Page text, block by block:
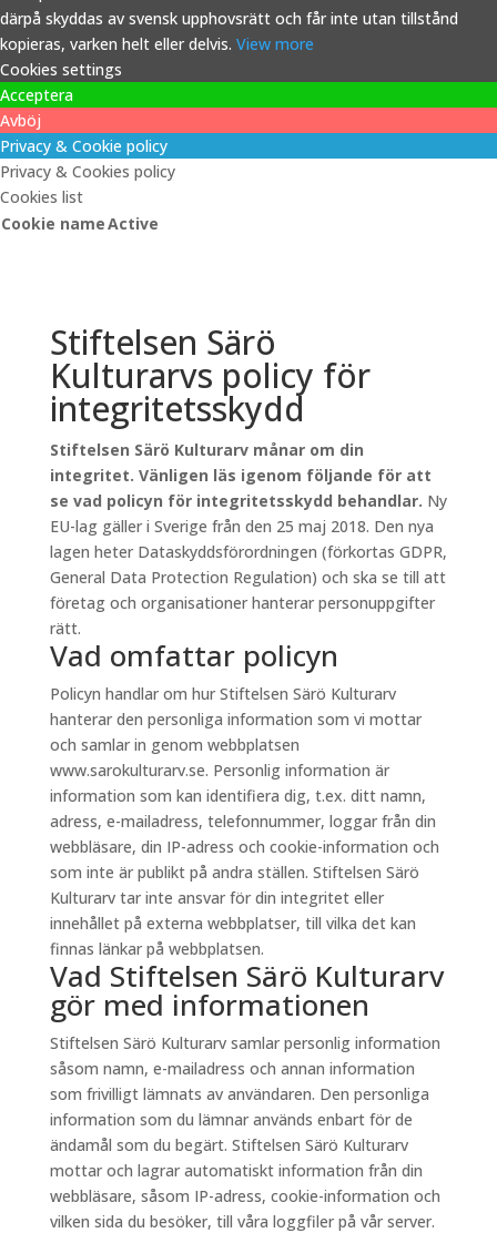
därpå skyddas av svensk upphovsrätt och får inte utan tillstånd
kopieras, varken helt eller delvis. View more
Cookies settings
Acceptera
Avböj
Privacy & Cookie policy
Privacy & Cookies policy
Cookies list
Cookie nameActive
Stiftelsen Särö
Kulturarvs policy för
integritetsskydd
Stiftelsen Särö Kulturarv månar om din
integritet. Vänligen läs igenom följande för att
se vad policyn för integritetsskydd behandlar. Ny
EU-lag gäller i Sverige från den 25 maj 2018. Den nya
lagen heter Dataskyddsförordningen (förkortas GDPR,
General Data Protection Regulation) och ska se till att
företag och organisationer hanterar personuppgifter
rätt.
Vad omfattar policyn
Policyn handlar om hur Stiftelsen Särö Kulturarv
hanterar den personliga information som vi mottar
och samlar in genom webbplatsen
www.sarokulturarv.se. Personlig information är
information som kan identifiera dig, t.ex. ditt namn,
adress, e-mailadress, telefonnummer, loggar från din
webbläsare, din IP-adress och cookie-information och
som inte är publikt på andra ställen. Stiftelsen Särö
Kulturarv tar inte ansvar för din integritet eller
innehållet på externa webbplatser, till vilka det kan
finnas länkar på webbplatsen.
Vad Stiftelsen Särö Kulturarv
gör med informationen
Stiftelsen Särö Kulturarv samlar personlig information
såsom namn, e-mailadress och annan information
som frivilligt lämnats av användaren. Den personliga
information som du lämnar används enbart för de
ändamål som du begärt. Stiftelsen Särö Kulturarv
mottar och lagrar automatiskt information från din
webbläsare, såsom IP-adress, cookie-information och
vilken sida du besöker, till våra loggfiler på vår server.